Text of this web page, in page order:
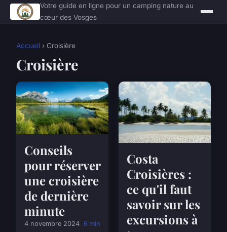
Votre guide en ligne pour un camping nature au
cœur des Vosges
Accueil › Croisière
Croisière
Conseils
pour réserver
une croisière
de dernière
minute
4 novembre 2024 6 min
Costa
Croisières :
ce qu'il faut
savoir sur les
excursions à